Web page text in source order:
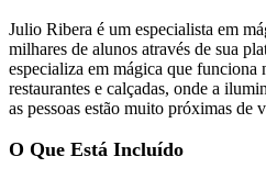
Julio Ribera é um especialista em
milhares de alunos através de sua
especializa em mágica que funciona
restaurantes e calçadas, onde a
as pessoas estão muito próximas de
O Que Está Incluído